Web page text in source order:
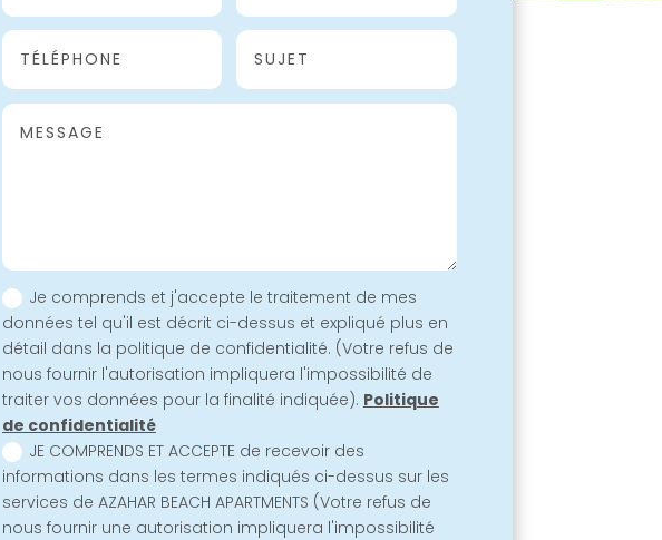
Je comprends et j'accepte le traitement de mes
données tel qu'il est décrit ci-dessus et expliqué plus en
détail dans la politique de confidentialité. (Votre refus de
nous fournir l'autorisation impliquera l'impossibilité de
traiter vos données pour la finalité indiquée). Politique
de confidentialité
JE COMPRENDS ET ACCEPTE de recevoir des
informations dans les termes indiqués ci-dessus sur les
services de AZAHAR BEACH APARTMENTS (Votre refus de
nous fournir une autorisation impliquera l'impossibilité